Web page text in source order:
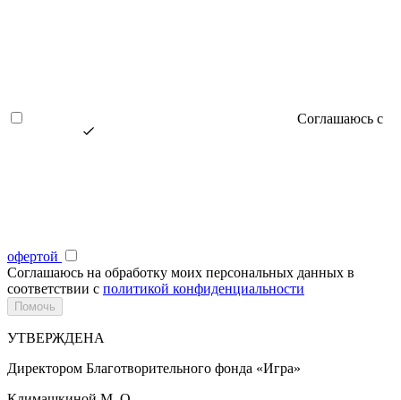
Соглашаюсь с
офертой
Соглашаюсь на обработку моих персональных данных в
соответствии с политикой конфиденциальности
УТВЕРЖДЕНА
Директором Благотворительного фонда «Игра»